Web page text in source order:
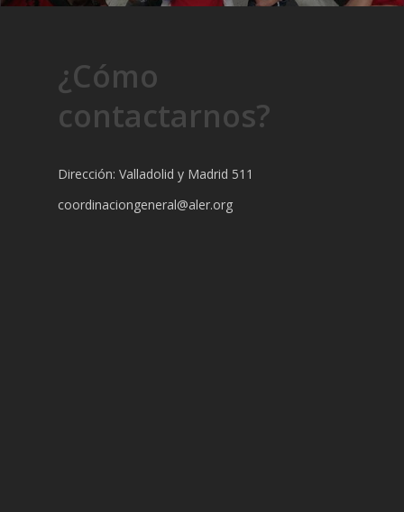
¿Cómo
contactarnos?
Dirección: Valladolid y Madrid 511
coordinaciongeneral@aler.org